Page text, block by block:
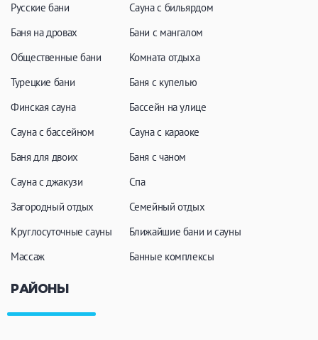
Удобства
На берегу водоема
Детская комната
Сеновал
Русские бани
Баня на дровах
Общественные бани
Турецкие бани
Финская сауна
Сауна с бассейном
Баня для двоих
Сауна с джакузи
Загородный отдых
Круглосуточные сауны
Массаж
Сауна с бильярдом
Бани с мангалом
Комната отдыха
Баня с купелью
Бассейн на улице
Сауна с караоке
Баня с чаном
Спа
Семейный отдых
Ближайшие бани и сауны
Банные комплексы
РАЙОНЫ